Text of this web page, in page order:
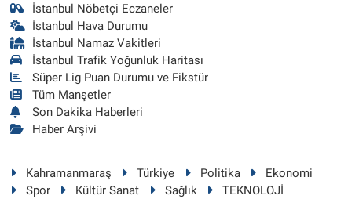
İstanbul Nöbetçi Eczaneler
İstanbul Hava Durumu
İstanbul Namaz Vakitleri
İstanbul Trafik Yoğunluk Haritası
Süper Lig Puan Durumu ve Fikstür
Tüm Manşetler
Son Dakika Haberleri
Haber Arşivi
Kahramanmaraş Türkiye Politika
Ekonomi
Spor
Kültür Sanat Sağlık TEKNOLOJİ